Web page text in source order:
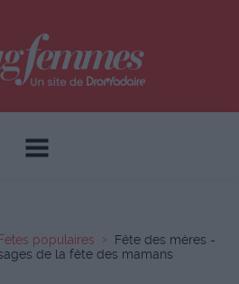
populaires
Fête des mères -
de la fête des mamans